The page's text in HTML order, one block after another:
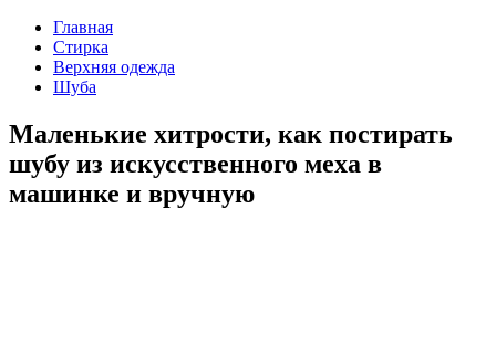
Главная
Стирка
Верхняя одежда
Шуба
Маленькие хитрости, как постирать
шубу из искусственного меха в
машинке и вручную